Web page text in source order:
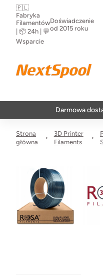
🇵🇱
Fabryka
Filamentów
| 📦 24h | 💬
Wsparcie
Doświadczenie
od 2015 roku
Darmowa dostawa |
Strona
główna
3D Printer
Filaments